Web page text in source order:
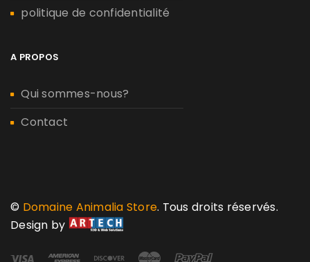
politique de confidentialité
A PROPOS
Qui sommes-nous?
Contact
© Domaine Animalia Store. Tous droits réservés.
Design by